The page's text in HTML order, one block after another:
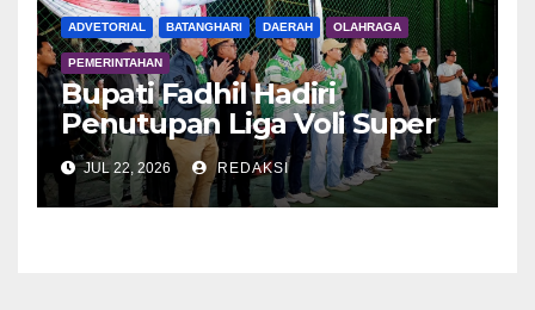
ADVETORIAL BATANGHARI DAERAH OLAHRAGA
PEMERINTAHAN
Bupati Fadhil Hadiri
Penutupan Liga Voli Super
Tangguh 2026
JUL 22, 2026 REDAKSI